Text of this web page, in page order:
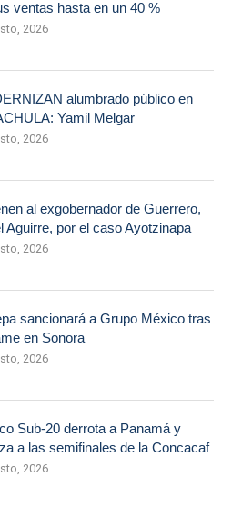
ventas hasta en un 40 %
2026
alumbrado público en
Yamil Melgar
2026
al exgobernador de Guerrero,
Aguirre, por el caso Ayotzinapa
2026
sancionará a Grupo México tras
en Sonora
2026
Sub-20 derrota a Panamá y
a las semifinales de la Concacaf
2026